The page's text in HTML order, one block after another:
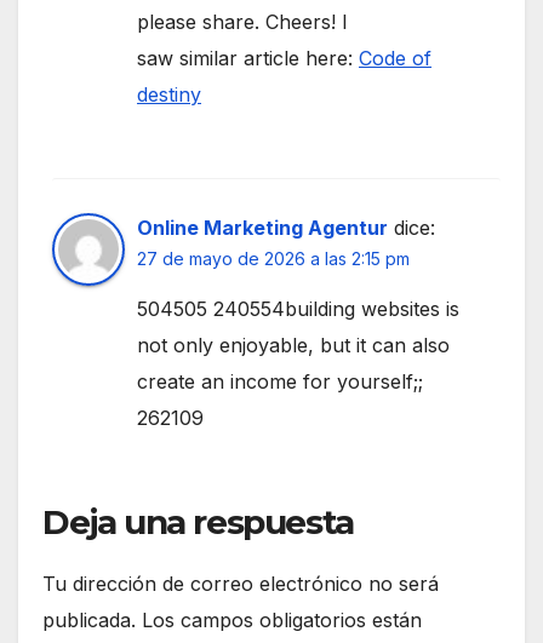
please share. Cheers! I
saw similar article here: Code of
destiny
Online Marketing Agentur dice:
27 de mayo de 2026 a las 2:15 pm
504505 240554building websites is
not only enjoyable, but it can also
create an income for yourself;;
262109
Deja una respuesta
Tu dirección de correo electrónico no será
publicada. Los campos obligatorios están